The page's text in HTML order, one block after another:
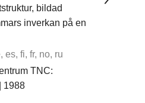
bildad
inverkan på en
es, fi, fr, no, ru
TNC:
1988